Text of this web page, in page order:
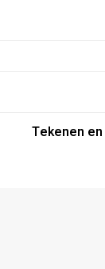
Tekenen